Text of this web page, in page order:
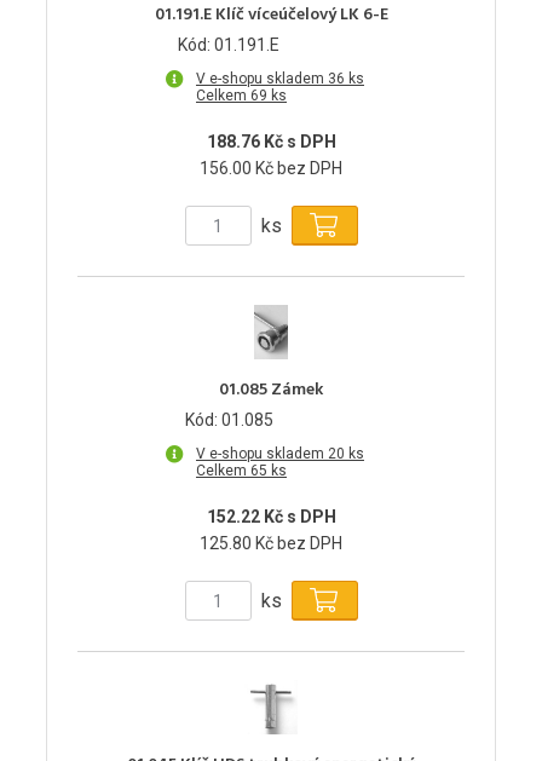
01.191.E Klíč víceúčelový LK 6-E
Kód: 01.191.E
V e-shopu skladem 36 ks
Celkem 69 ks
188.76 Kč s DPH
156.00 Kč bez DPH
ks
01.085 Zámek
Kód: 01.085
V e-shopu skladem 20 ks
Celkem 65 ks
152.22 Kč s DPH
125.80 Kč bez DPH
ks